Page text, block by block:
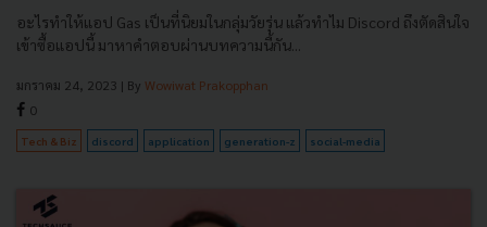
อะไรทำให้แอป Gas เป็นที่นิยมในกลุ่มวัยรุ่น แล้วทำไม Discord ถึงตัดสินใจ
เข้าซื้อแอปนี้ มาหาคำตอบผ่านบทความนี้กัน...
มกราคม 24, 2023 | By Wowiwat Prakopphan
0
Tech & Biz discord application generation-z social-media